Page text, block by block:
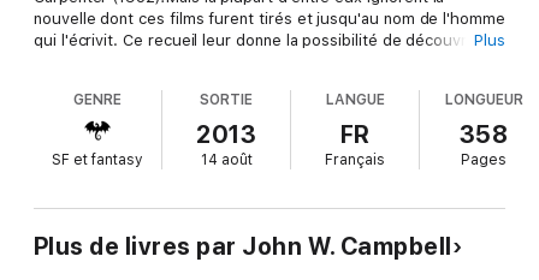
nouvelle dont ces films furent tirés et jusqu'au nom de l'homme
qui l'écrivit. Ce recueil leur donne la possibilité de découvrir
textes comme
Crépusculeet Le ciel est mort.
John W. Campbell fut l'un des plus puissants créateurs
américains de la science-fiction. Non seulement par son
aussi parce que rédacteur en chef de la revue Astounding
Science-Fiction, il influença Isaac Asimov, A.E. Van Vogt,
Theodore Sturgeon, Robert Heinlein. C'est lui qui est
Plus
GENRE
SF et fantasy
SORTIE
2013
14 août
LANGUE
FR
Français
LONGUEUR
358
Pages
Plus de livres par John W. Campbell